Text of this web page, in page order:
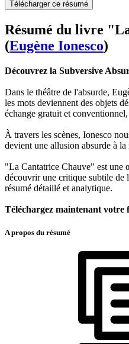
Télécharger ce résumé
Résumé du livre
(Eugène Ionesco)
Découvrez la Subversive
Dans le théâtre de l'absurde,
les mots deviennent des objets
échange gratuit et
À travers les scènes, Ionesco
devient une allusion absurde à
"La Cantatrice Chauve" est une
découvrir une critique subtile de
résumé détaillé et analytique.
Téléchargez maintenant votre
A propos du résumé